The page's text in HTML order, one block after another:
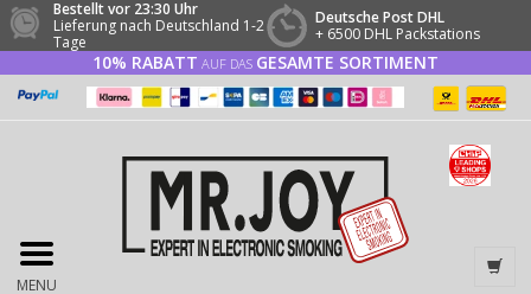
Bestellt vor 23:30 Uhr
Lieferung nach Deutschland 1-2
Tage
Deutsche Post DHL
+ 6500 DHL Packstations
10% RABATT AUF DAS GESAMTE SORTIMENT
MENU